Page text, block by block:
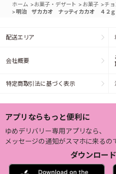
ホーム >お菓子・デザート > お菓子 >チ
> 明治 ザカカオ ナッティカカオ ４２ｇ
配送エリア
会社概要
特定商取引法に基づく表示
アプリならもっと便利に
ゆめデリバリー専用アプリなら、
メッセージの通知がスマホに来るの
ダウンロー